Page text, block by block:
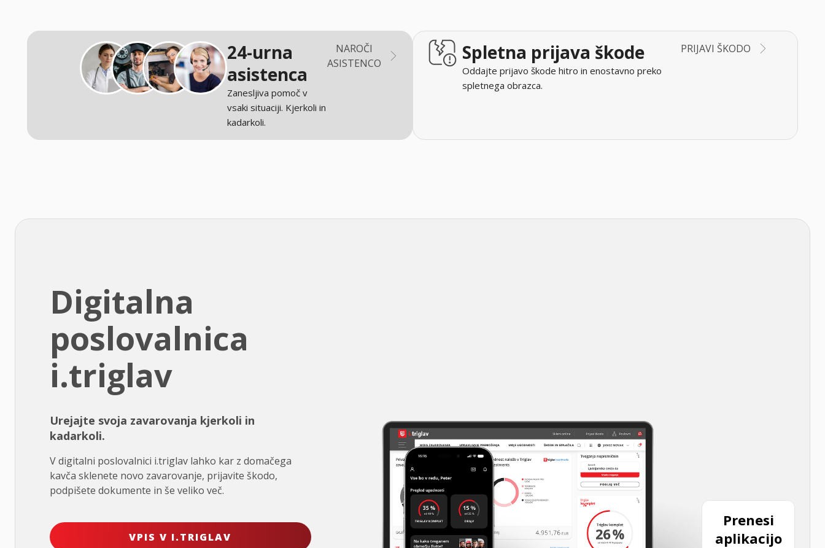
24-urna
asistenca
Zanesljiva pomoč v
vsaki situaciji. Kjerkoli in
kadarkoli.
NAROČI
ASISTENCO
Spletna prijava škode
Oddajte prijavo škode hitro in enostavno preko
spletnega obrazca.
PRIJAVI ŠKODO
Digitalna
poslovalnica
i.triglav
Urejajte svoja zavarovanja kjerkoli in
kadarkoli.
V digitalni poslovalnici i.triglav lahko kar z domačega
kavča sklenete novo zavarovanje, prijavite škodo,
podpišete dokumente in še veliko več.
VPIS V I.TRIGLAV
Prenesi
aplikacijo